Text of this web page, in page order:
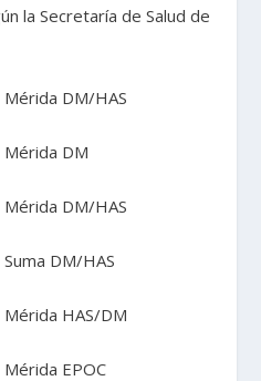
la Secretaría de Salud de
DM/HAS
DM
DM/HAS
DM/HAS
HAS/DM
EPOC